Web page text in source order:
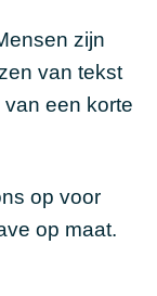
zijn
van tekst
een korte
op voor
op maat.